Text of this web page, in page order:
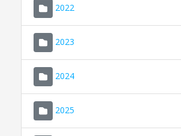
2022
2023
2024
2025